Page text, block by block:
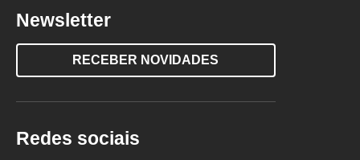
Newsletter
RECEBER NOVIDADES
Redes sociais